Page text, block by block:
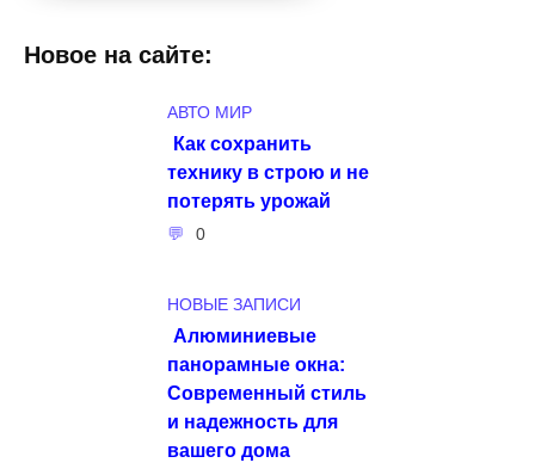
Новое на сайте:
АВТО МИР
Как сохранить
технику в строю и не
потерять урожай
0
НОВЫЕ ЗАПИСИ
Алюминиевые
панорамные окна:
Современный стиль
и надежность для
вашего дома